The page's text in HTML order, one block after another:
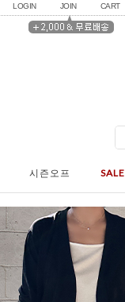
LOGIN JOIN CART
시즌오프 SALE